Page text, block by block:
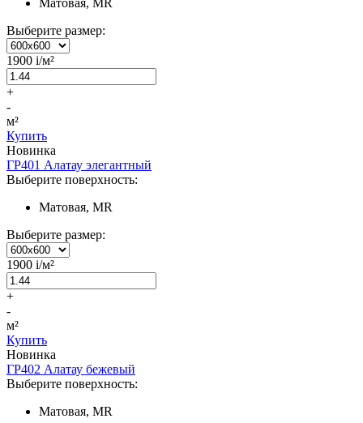
Выберите размер:
1900 i/м²
+
-
м²
Купить
Новинка
ГР401 Алатау элегантный
Выберите поверхность:
Матовая, MR
Выберите размер:
1900 i/м²
+
-
м²
Купить
Новинка
ГР402 Алатау бежевый
Выберите поверхность:
Матовая, MR